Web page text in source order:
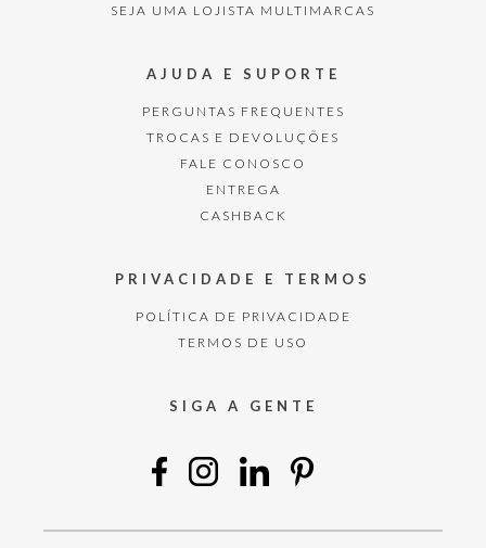
SEJA UMA LOJISTA MULTIMARCAS
AJUDA E SUPORTE
PERGUNTAS FREQUENTES
TROCAS E DEVOLUÇÕES
FALE CONOSCO
ENTREGA
CASHBACK
PRIVACIDADE E TERMOS
POLÍTICA DE PRIVACIDADE
TERMOS DE USO
SIGA A GENTE